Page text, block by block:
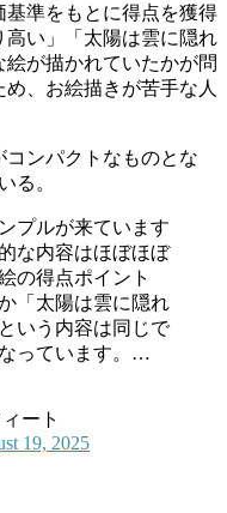
基準をもとに得点を獲得
い」「太陽は雲に隠れ
が描かれていたかが問
、お絵描きが苦手な人
ンパクトなものとな
る。
プルが来ています
な内容はほぼほぼ
の得点ポイント
「太陽は雲に隠れ
いう内容は同じで
っています。…
ート
19, 2025